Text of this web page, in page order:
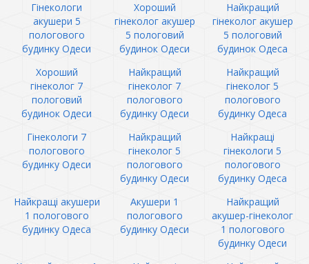
Гінекологи
акушери 5
пологового
будинку Одеси
Хороший
гінеколог акушер
5 пологовий
будинок Одеси
Найкращий
гінеколог акушер
5 пологовий
будинок Одеса
Хороший
гінеколог 7
пологовий
будинок Одеси
Найкращий
гінеколог 7
пологового
будинку Одеси
Найкращий
гінеколог 5
пологового
будинку Одеса
Гінекологи 7
пологового
будинку Одеси
Найкращий
гінеколог 5
пологового
будинку Одеси
Найкращі
гінекологи 5
пологового
будинку Одеса
Найкращі акушери
1 пологового
будинку Одеса
Акушери 1
пологового
будинку Одеси
Найкращий
акушер-гінеколог
1 пологового
будинку Одеси